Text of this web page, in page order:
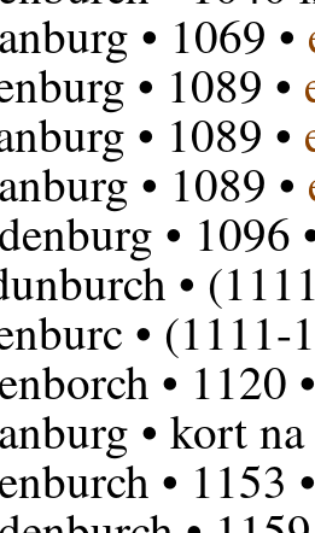
• 1069 •
• 1089 •
• 1089 •
• 1089 •
• 1096
•
• (1111-
• 1120
• kort
• 1153